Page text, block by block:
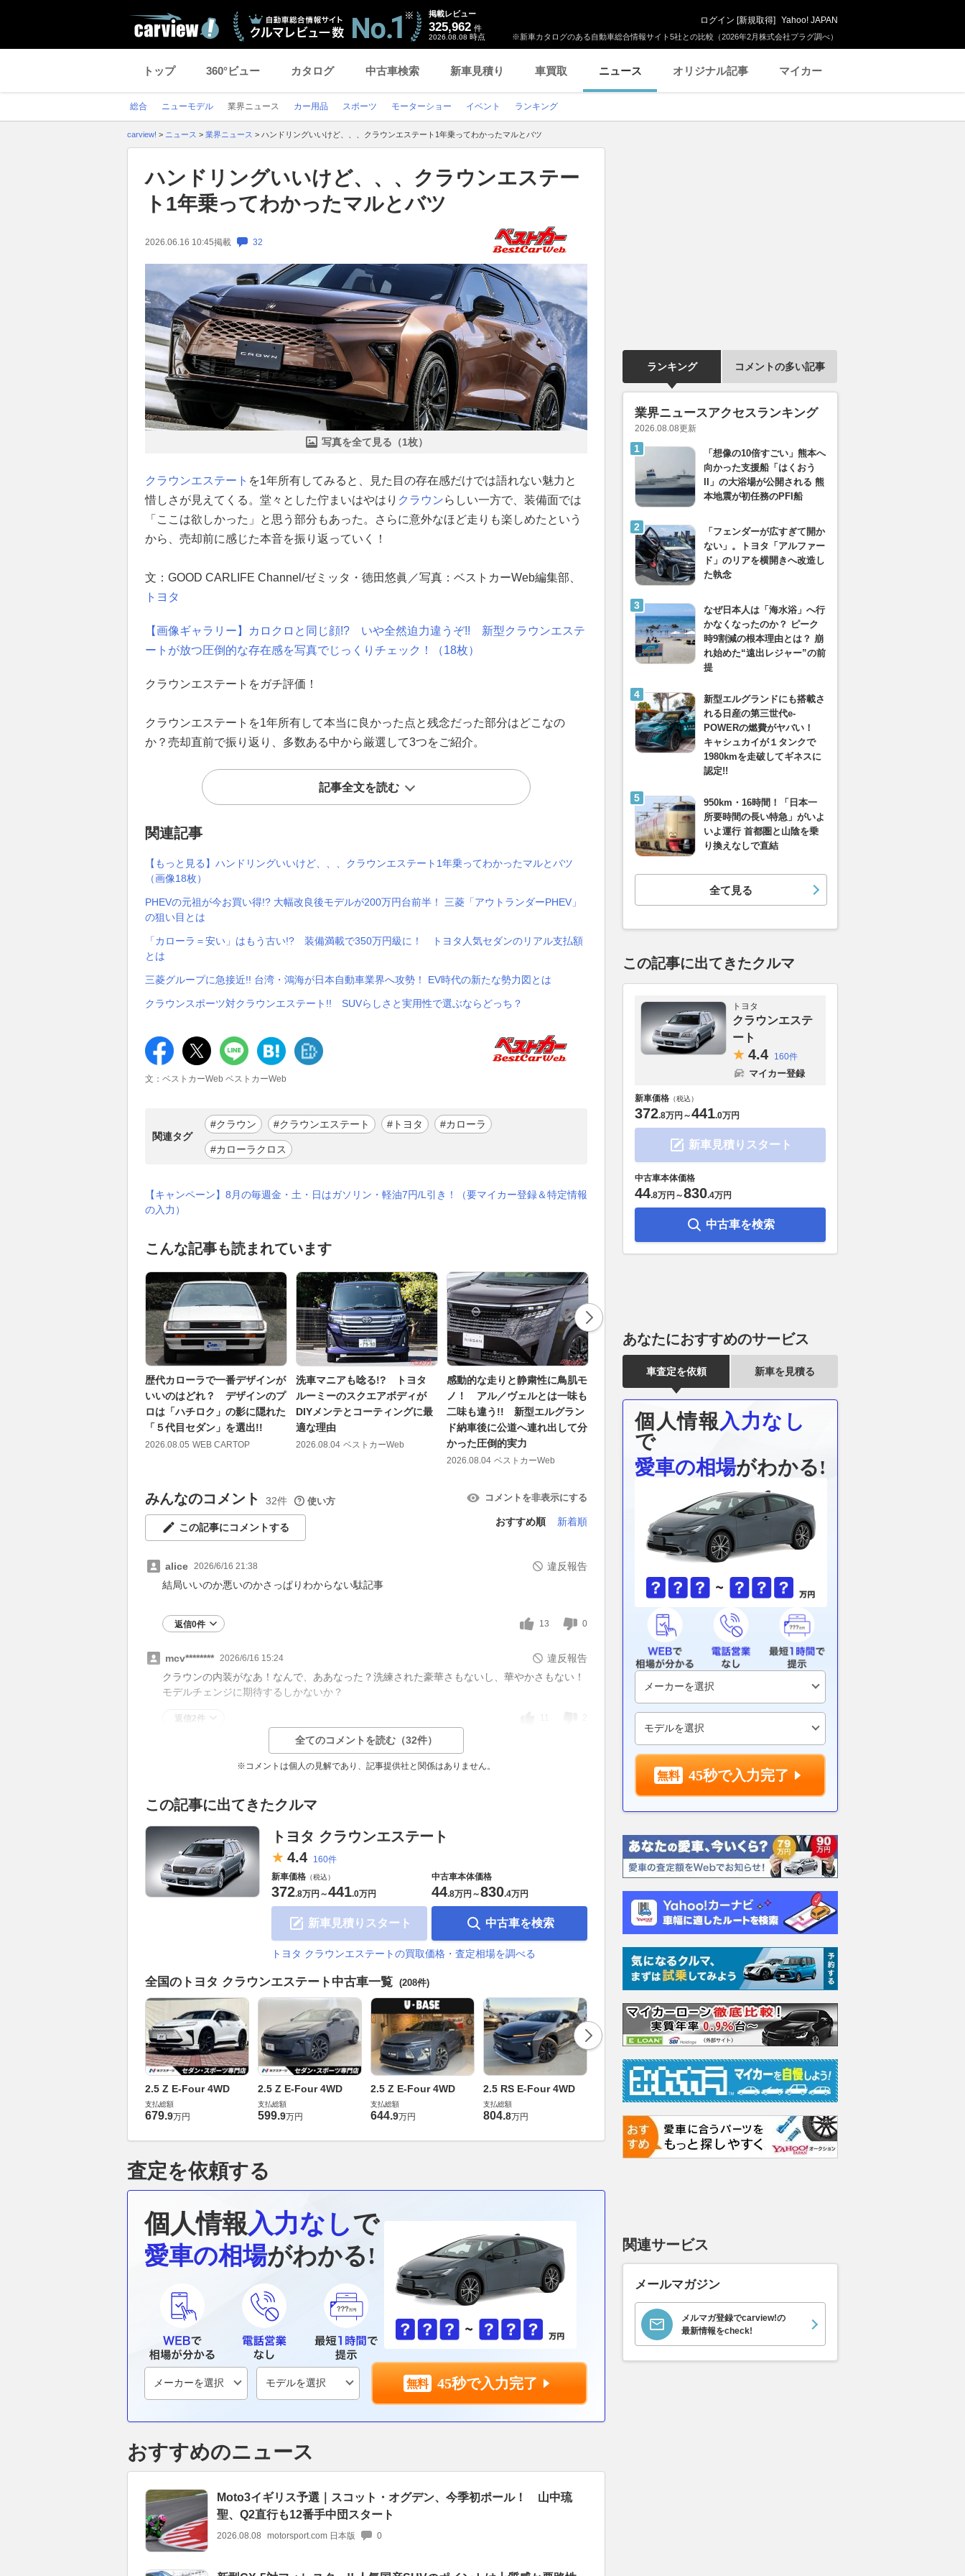
※新車カタログのある自動車総合情報サイト5社との比較（2026年2月株式会社プラグ調べ）
掲載レビュー
325,962 件
2026.08.08 時点
ログイン [新規取得] Yahoo! JAPAN
トップ 360°ビュー カタログ 中古車検索 新車見積り 車買取 ニュース オリジナル記事 マイカー
総合 ニューモデル 業界ニュース カー用品 スポーツ モーターショー イベント ランキング
carview! > ニュース > 業界ニュース > ハンドリングいいけど、、、クラウンエステート1年乗ってわかったマルとバツ
ハンドリングいいけど、、、クラウンエステー
ト1年乗ってわかったマルとバツ
2026.06.16 10:45掲載 32
写真を全て見る（1枚）
クラウンエステート を1年所有してみると、見た目の存在感だけでは語れない魅力と
惜しさが見えてくる。堂々とした佇まいはやはり クラウンらしい一方で、装備面では
「ここは欲しかった」と思う部分もあった。さらに意外なほど走りも楽しめたという
から、売却前に感じた本音を振り返っていく！
文：GOOD CARLIFE Channel/ゼミッタ・徳田悠眞／写真：ベストカーWeb編集部、
トヨタ
【画像ギャラリー】カロクロと同じ顔!? いや全然迫力違うぞ!! 新型クラウンエステ
ートが放つ圧倒的な存在感を写真でじっくりチェック！（18枚）
クラウンエステートをガチ評価！
クラウンエステートを1年所有して本当に良かった点と残念だった部分はどこなの
か？売却直前で振り返り、多数ある中から厳選して3つをご紹介。
記事全文を読む
関連記事
【もっと見る】ハンドリングいいけど、、、クラウンエステート1年乗ってわかったマルとバツ
（画像18枚）
PHEVの元祖が今お買い得!? 大幅改良後モデルが200万円台前半！ 三菱「アウトランダーPHEV」
の狙い目とは
「カローラ＝安い」はもう古い!? 装備満載で350万円級に！ トヨタ人気セダンのリアル支払額
とは
三菱グループに急接近!! 台湾・鴻海が日本自動車業界へ攻勢！ EV時代の新たな勢力図とは
クラウンスポーツ対クラウンエステート!! SUVらしさと実用性で選ぶならどっち？
文：ベストカーWeb ベストカーWeb
関連タグ
#クラウン #クラウンエステート #トヨタ #カローラ
#カローラクロス
【キャンペーン】8月の毎週金・土・日はガソリン・軽油7円/L引き！（要マイカー登録＆特定情報
の入力）
こんな記事も読まれています
歴代カローラで一番デザインが
いいのはどれ？ デザインのプ
ロは「ハチロク」の影に隠れた
「５代目セダン」を選出!!
2026.08.05 WEB CARTOP
洗車マニアも唸る!? トヨタ
ルーミーのスクエアボディが
DIYメンテとコーティングに最
適な理由
2026.08.04 ベストカーWeb
感動的な走りと静粛性に鳥肌モ
ノ！ アル／ヴェルとは一味も
二味も違う!! 新型エルグラン
ド納車後に公道へ連れ出して分
かった圧倒的実力
2026.08.04 ベストカーWeb
22インチまで履ける実力。トヨ
タRAV4で試したホイールサイ
ズ別のリアルな限界値
2026.08.07 Auto Messe Web
もはやランクル級!? 新型ハイ
デルチェンジで走破性はここま
で進化した
みんなのコメント 32件 使い方 コメントを非表示にする
この記事にコメントする
おすすめ順 新着順
alice 2026/6/16 21:38
違反報告
結局いいのか悪いのかさっぱりわからない駄記事
返信0件 13 0
mcv******** 2026/6/16 15:24
違反報告
クラウンの内装がなあ！なんで、ああなった？洗練された豪華さもないし、華やかさもない！
モデルチェンジに期待するしかないか？
返信2件 11
全てのコメントを読む（32件）
※コメントは個人の見解であり、記事提供社と関係はありません。
この記事に出てきたクルマ
トヨタ クラウンエステート
4.4
160件
新車価格 （税込）
372.8万円 ～441.0万円
新車見積りスタート
中古車本体価格
44.8万円 ～830.4万円
中古車を検索
トヨタ クラウンエステートの買取価格・査定相場を調べる
全国のトヨタ クラウンエステート中古車一覧 (208件)
2.5 Z E-Four 4WD
支払総額
679.9万円
2.5 Z E-Four 4WD
支払総額
599.9万円
2.5 Z E-Four 4WD
支払総額
644.9万円
2.5 RS E-Four 4WD
支払総額
804.8万円
2.5 Z E-Four 4WD
支払総額
5万円
2.5 Z E-Four 4WD
支払総額
530.9万円
2.5 Z E-Four 4WD
支払総額
669
査定を依頼する
個人情報入力なしで
愛車の相場がわかる!
45秒で入力完了
おすすめのニュース
Moto3イギリス予選｜スコット・オグデン、今季初ポール！ 山中琉
聖、Q2直行も12番手中団スタート
2026.08.08 motorsport.com 日本版 0
ランキング コメントの多い記事
業界ニュースアクセスランキング
2026.08.08更新
「想像の10倍すごい」熊本へ
向かった支援船「はくおう
II」の大浴場が公開される 熊
本地震が初任務のPFI船
「フェンダーが広すぎて開か
ない」。トヨタ「アルファー
ド」のリアを横開きへ改造し
た執念
なぜ日本人は「海水浴」へ行
かなくなったのか？ ピーク
時9割減の根本理由とは？ 崩
れ始めた“遠出レジャー”の前
提
新型エルグランドにも搭載さ
れる日産の第三世代e-
POWERの燃費がヤバい！
キャシュカイが１タンクで
1980kmを走破してギネスに
認定!!
950km・16時間！「日本一
所要時間の長い特急」がいよ
いよ運行 首都圏と山陰を乗
り換えなしで直結
全て見る
この記事に出てきたクルマ
トヨタ
クラウンエステ
ート
4.4 160件
マイカー登録
新車価格 （税込）
372.8万円 ～441.0万円
新車見積りスタート
中古車本体価格
44.8万円 ～830.4万円
中古車を検索
あなたにおすすめのサービス
車査定を依頼 新車を見積る
個人情報 入力なし
で
愛車の相場がわかる!
45秒で入力完了
関連サービス
メールマガジン
メルマガ登録でcarview!の
最新情報をcheck!